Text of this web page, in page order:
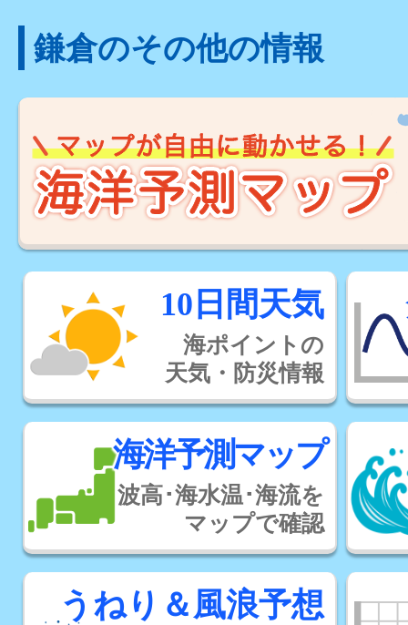
鎌倉のその他の情報
10日間天気
海ポイントの
天気・防災情報
海洋予測マップ
波高･海水温･海流を
マップで確認
うねり＆風浪予想